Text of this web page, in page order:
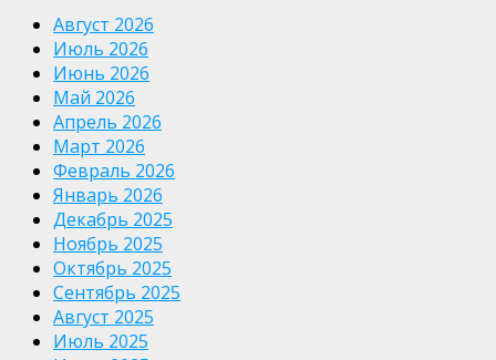
Август 2026
Июль 2026
Июнь 2026
Май 2026
Апрель 2026
Март 2026
Февраль 2026
Январь 2026
Декабрь 2025
Ноябрь 2025
Октябрь 2025
Сентябрь 2025
Август 2025
Июль 2025